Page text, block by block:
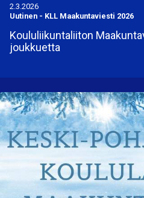
2.3.2026
Uutinen - KLL Maakuntaviesti 2026
Koululiikuntaliiton
joukkuetta